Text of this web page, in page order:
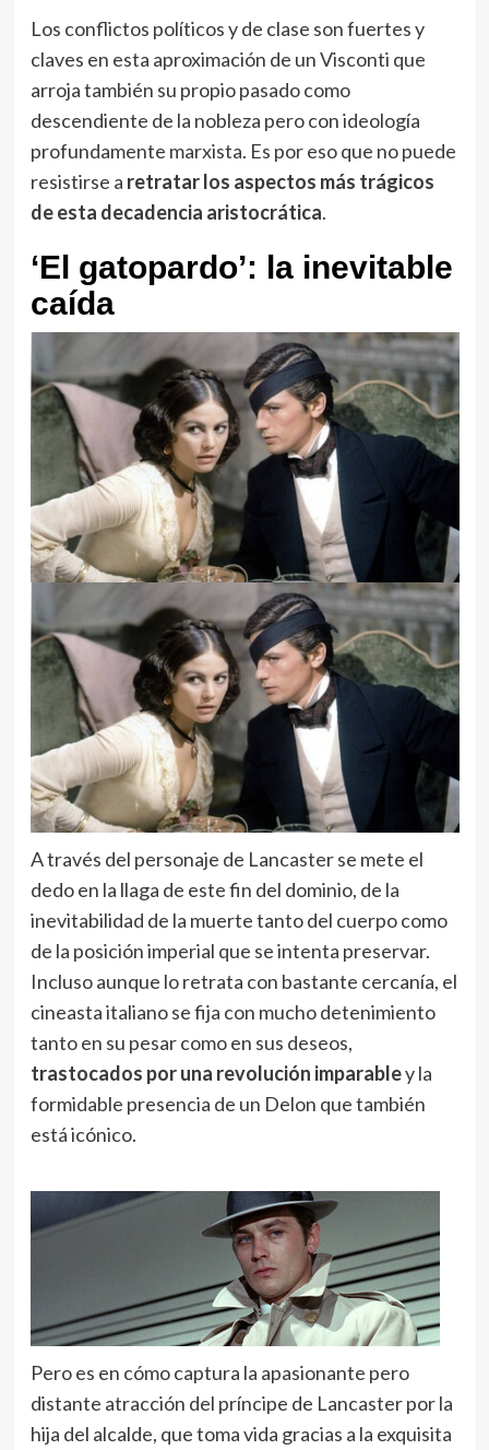
Los conflictos políticos y de clase son fuertes y
claves en esta aproximación de un Visconti que
arroja también su propio pasado como
descendiente de la nobleza pero con ideología
profundamente marxista. Es por eso que no puede
resistirse a retratar los aspectos más trágicos
de esta decadencia aristocrática.
‘El gatopardo’: la inevitable
caída
A través del personaje de Lancaster se mete el
dedo en la llaga de este fin del dominio, de la
inevitabilidad de la muerte tanto del cuerpo como
de la posición imperial que se intenta preservar.
Incluso aunque lo retrata con bastante cercanía, el
cineasta italiano se fija con mucho detenimiento
tanto en su pesar como en sus deseos,
trastocados por una revolución imparabley la
formidable presencia de un Delon que también
está icónico.
Pero es en cómo captura la apasionante pero
distante atracción del príncipe de Lancaster por la
hija del alcalde, que toma vida gracias a la exquisita